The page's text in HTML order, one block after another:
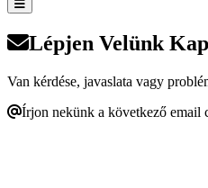
Lépjen Velünk
Van kérdése, javaslata vagy
Írjon nekünk a következő email